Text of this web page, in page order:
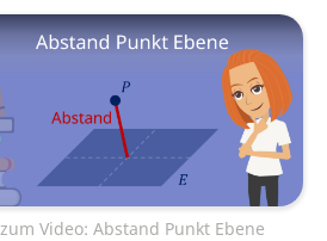
zum Video: Abstand Punkt Ebene